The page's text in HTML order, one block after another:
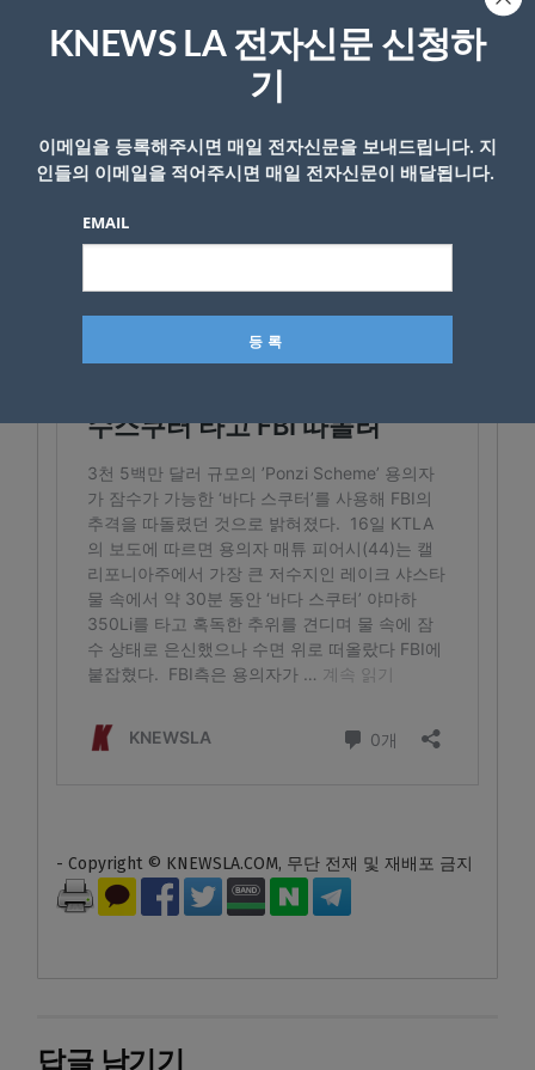
3,500만달러 폰지 사기범, 잠수스쿠터
- Copyright © KNEWSLA.COM, 무단 전재 및 재배포 금지
답글 남기기
KNEWS LA 전자신문 신청하
기
이메일을 등록해주시면 매일 전자신문을 보내드립니다. 지
인들의 이메일을 적어주시면 매일 전자신문이 배달됩니다.
EMAIL